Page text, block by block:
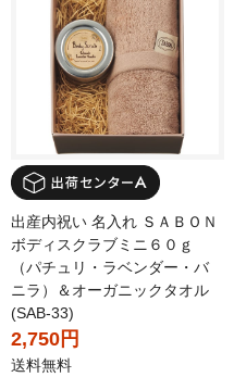
出産内祝い 名入れ ＳＡＢＯＮ
ボディスクラブミニ６０ｇ
（パチュリ・ラベンダー・バ
ニラ）＆オーガニックタオル
(SAB-33)
2,750円
送料無料